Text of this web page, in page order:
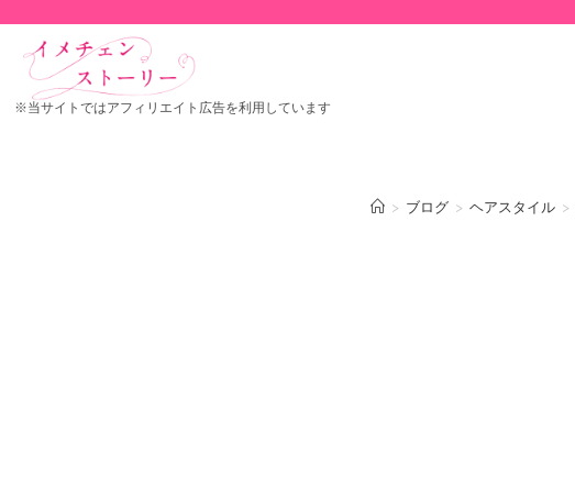
※当サイトではアフィリエイト広告を利用しています
> ブログ > ヘアスタイル >